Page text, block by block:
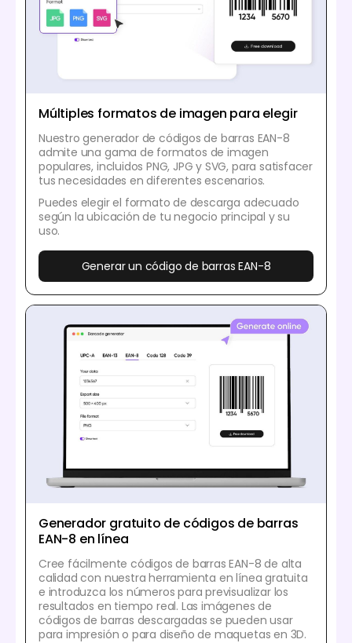
Múltiples formatos de imagen para elegir
Nuestro generador de códigos de barras EAN-8
admite una gama de formatos de imagen
populares, incluidos PNG, JPG y SVG, para satisfacer
tus necesidades en diferentes escenarios.
Puedes elegir el formato de descarga adecuado
según la ubicación de tu negocio principal y su
uso.
Generar un código de barras EAN-8
Generador gratuito de códigos de barras
EAN-8 en línea
Cree fácilmente códigos de barras EAN-8 de alta
calidad con nuestra herramienta en línea gratuita
e introduzca los números para previsualizar los
resultados en tiempo real. Las imágenes de
códigos de barras descargadas se pueden usar
para impresión o para diseño de maquetas en 3D.